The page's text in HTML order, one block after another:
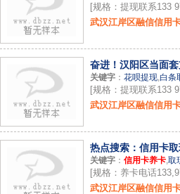
[规格：提现联系133
武汉江岸区融信信用
奋进！汉阳区当面
关键字 ： 花呗提现,白条
[规格：提现联系133
武汉江岸区融信信用
热点搜索：信用卡
关键字 ： 信用卡养卡,取
[规格：养卡电话
武汉江岸区融信信用